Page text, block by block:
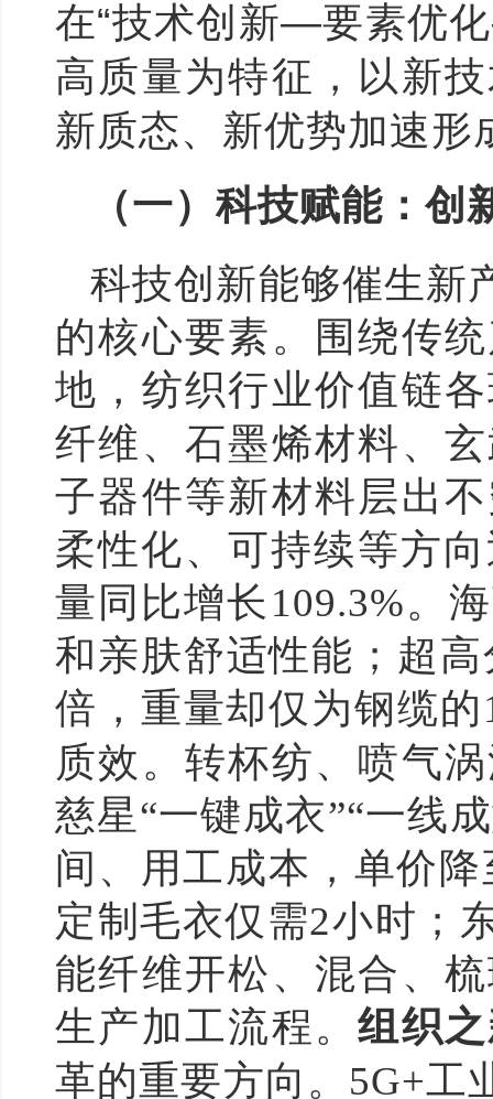
在“技术创新—要素优
高质量为特征，以新
新质态、新优势加速形
（一）科技赋能：创
科技创新能够催生新
的核心要素。围绕传
地，纺织行业价值链
纤维、石墨烯材料、
子器件等新材料层出
柔性化、可持续等方
量同比增长109.3%。
和亲肤舒适性能；超
倍，重量却仅为钢缆的
质效。转杯纺、喷气
慈星“一键成衣”“一线
间、用工成本，单价
定制毛衣仅需2小时；
能纤维开松、混合、
生产加工流程。组织
革的重要方向。5G+工